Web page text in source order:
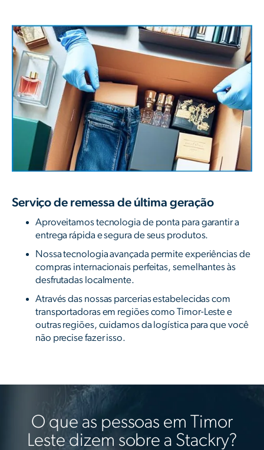
Serviço de remessa de última geração
Aproveitamos tecnologia de ponta para garantir a
entrega rápida e segura de seus produtos.
Nossa tecnologia avançada permite experiências de
compras internacionais perfeitas, semelhantes às
desfrutadas localmente.
Através das nossas parcerias estabelecidas com
transportadoras em regiões como Timor-Leste e
outras regiões, cuidamos da logística para que você
não precise fazer isso.
O que as pessoas em Timor
Leste dizem sobre a Stackry?